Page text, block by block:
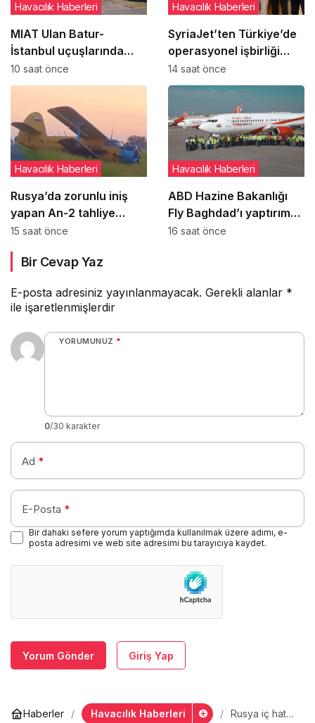
MIAT Ulan Batur-
İstanbul uçuşlarında
geçici güzergah
değişikliğine gitti
Havacılık Haberleri
10 saat önce
SyriaJet’ten Türkiye’de
operasyonel işbirliği
adımı
Havacılık Haberleri
14 saat önce
Rusya’da zorunlu iniş
yapan An-2 tahliye
sırasında daha ağır
Havacılık Haberleri
15 saat önce
ABD Hazine Bakanlığı
Fly Baghdad’ı yaptırım
listesinden çıkardı
Havacılık Haberleri
16 saat önce
Bir Cevap Yaz
E-posta adresiniz yayınlanmayacak. Gerekli alanlar *
ile işaretlenmişlerdir
YORUMUNUZ *
0/30 karakter
Ad *
E-Posta *
Bir dahaki sefere yorum yaptığımda kullanılmak üzere adımı, e-
posta adresimi ve web site adresimi bu tarayıcıya kaydet.
Yorum Gönder Giriş Yap
Haberler Havacılık Haberleri
Rusya iç hat